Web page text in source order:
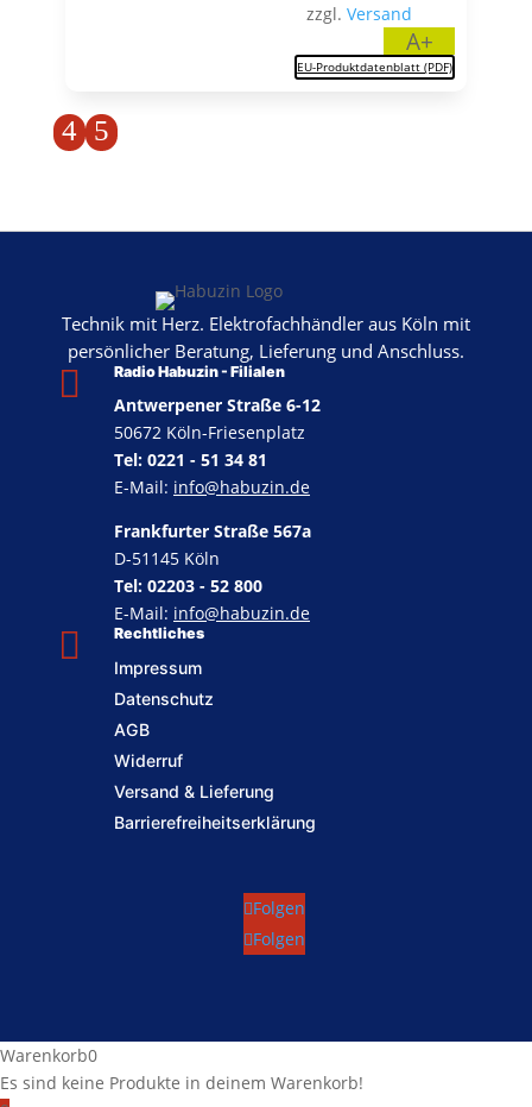
zzgl.Versand
A+
EU-Produktdatenblatt (PDF)
4 5
Technik mit Herz. Elektrofachhändler aus Köln mit
persönlicher Beratung, Lieferung und Anschluss.
 Rechtliches
Impressum
Datenschutz
AGB
Widerruf
Versand & Lieferung
Barrierefreiheitserklärung
 Radio Habuzin - Filialen
Antwerpener Straße 6-12
50672 Köln-Friesenplatz
Tel: 0221 - 51 34 81
E-Mail: info@habuzin.de
Frankfurter Straße 567a
D-51145 Köln
Tel: 02203 - 52 800
E-Mail: info@habuzin.de
Folgen
Folgen
Warenkorb0
Es sind keine Produkte in deinem Warenkorb!